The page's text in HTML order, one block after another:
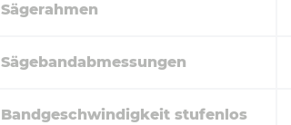
Sägerahmen
Sägebandabmessungen
Bandgeschwindigkeit stufenlos